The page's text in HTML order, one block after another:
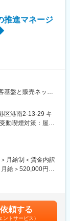
維持管理
のIT運用に関連す
ャー候補とし
遂行していただ
テム戦略企画全
守リーダー、コ
推進マネージ
盤と販売ネット
は従業員の生産性
です。
や、基幹システム
集します。
システム（受注・
を進めています。
取り組み、2027年
開発に着手してい
区港南2-13-29 キ
動喫煙対策：屋内
モートワーク含
月給制＜賃金内訳
給＞520,000円～
性があります。月
頼する
ントサービス）